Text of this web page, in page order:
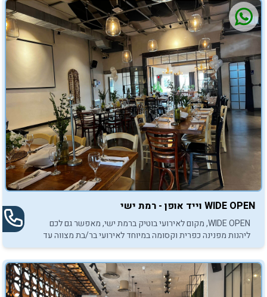
WIDE OPEN וייד אופן - רמת ישי
WIDE OPEN, מקום לאירועי בוטיק ברמת ישי, מאפשר גם לכם
ליהנות מפנינה כפרית וקסומה במיוחד לאירועי בר/בת מצווה עד
150 חוגגות וחוגגים.